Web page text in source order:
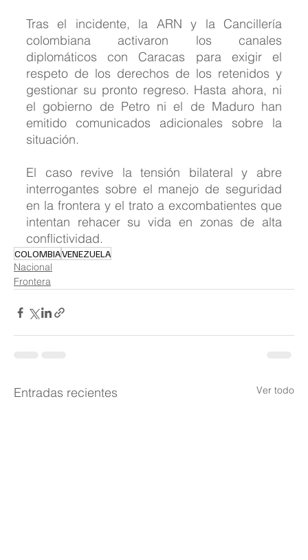
Tras el incidente, la ARN y la Cancillería
colombiana activaron los canales
diplomáticos con Caracas para exigir el
respeto de los derechos de los retenidos y
gestionar su pronto regreso. Hasta ahora, ni
el gobierno de Petro ni el de Maduro han
emitido comunicados adicionales sobre la
situación.
El caso revive la tensión bilateral y abre
interrogantes sobre el manejo de seguridad
en la frontera y el trato a excombatientes que
intentan rehacer su vida en zonas de alta
conflictividad.
COLOMBIAVENEZUELA
Nacional
Frontera
Entradas recientes Ver todo